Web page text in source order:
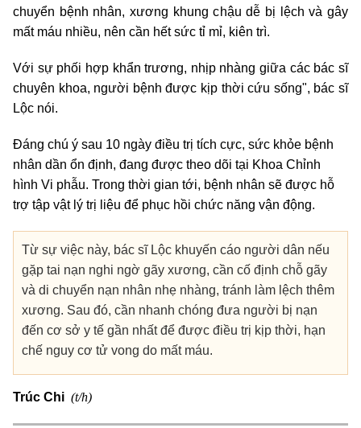
chuyển bệnh nhân, xương khung chậu dễ bị lệch và gây
mất máu nhiều, nên cần hết sức tỉ mỉ, kiên trì.
Với sự phối hợp khẩn trương, nhịp nhàng giữa các bác sĩ
chuyên khoa, người bệnh được kịp thời cứu sống", bác sĩ
Lộc nói.
Đáng chú ý sau 10 ngày điều trị tích cực, sức khỏe bệnh
nhân dần ổn định, đang được theo dõi tại Khoa Chỉnh
hình Vi phẫu. Trong thời gian tới, bệnh nhân sẽ được hỗ
trợ tập vật lý trị liệu để phục hồi chức năng vận động.
Từ sự việc này, bác sĩ Lộc khuyến cáo người dân nếu
gặp tai nạn nghi ngờ gãy xương, cần cố định chỗ gãy
và di chuyển nạn nhân nhẹ nhàng, tránh làm lệch thêm
xương. Sau đó, cần nhanh chóng đưa người bị nạn
đến cơ sở y tế gần nhất để được điều trị kịp thời, hạn
chế nguy cơ tử vong do mất máu.
Trúc Chi (t/h)